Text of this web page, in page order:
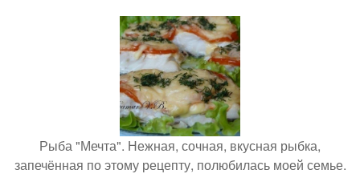
Рыба "Мечта". Нежная, сочная, вкусная рыбка,
запечённая по этому рецепту, полюбилась моей семье.